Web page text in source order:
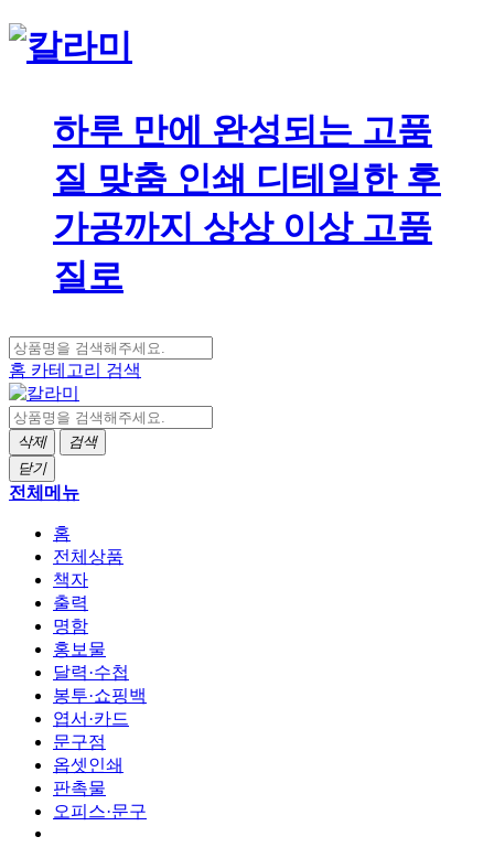
하루 만에 완성되는 고품
질 맞춤 인쇄 디테일한 후
가공까지 상상 이상 고품
질로
홈 카테고리 검색
삭제
검색
닫기
전체메뉴
홈
전체상품
책자
출력
명함
홍보물
달력·수첩
봉투·쇼핑백
엽서·카드
문구점
옵셋인쇄
판촉물
오피스·문구